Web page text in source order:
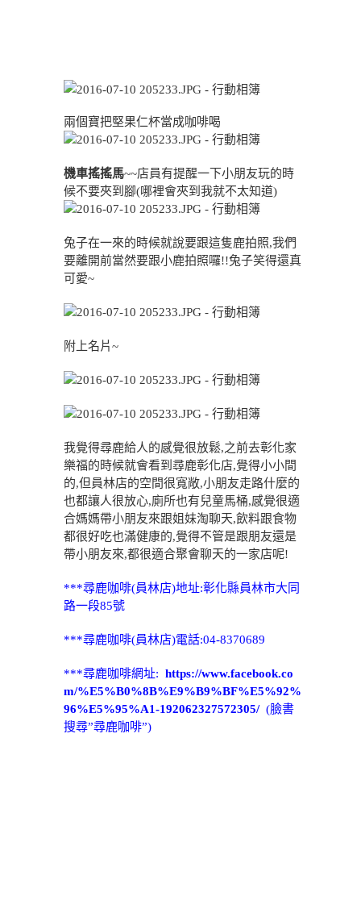
兩個寶把堅果仁杯當成咖啡喝
機車搖搖馬~~店員有提醒一下小朋友玩的時
候不要夾到腳(哪裡會夾到我就不太知道)
兔子在一來的時候就說要跟這隻鹿拍照,我們
要離開前當然要跟小鹿拍照囉!!兔子笑得還真
可愛~
附上名片~
我覺得尋鹿給人的感覺很放鬆,之前去彰化家
樂福的時候就會看到尋鹿彰化店,覺得小小間
的,但員林店的空間很寬敞,小朋友走路什麼的
也都讓人很放心,廁所也有兒童馬桶,感覺很適
合媽媽帶小朋友來跟姐妹淘聊天,飲料跟食物
都很好吃也滿健康的,覺得不管是跟朋友還是
帶小朋友來,都很適合聚會聊天的一家店呢!
***尋鹿咖啡(員林店)地址:彰化縣員林市大同
路一段85號
***尋鹿咖啡(員林店)電話:04-8370689
***尋鹿咖啡網址: https://www.facebook.co
m/%E5%B0%8B%E9%B9%BF%E5%92%
96%E5%95%A1-192062327572305/(臉書
搜尋”尋鹿咖啡”)